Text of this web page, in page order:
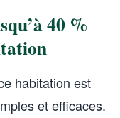
40 %
habitation est
et efficaces.